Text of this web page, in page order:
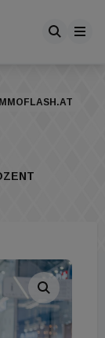
IMMOFLASH.AT